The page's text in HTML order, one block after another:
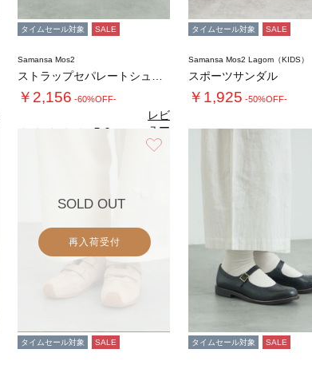
タイムセール対象 SALE
Samansa Mos2
￥2,156 -60%OFF-
5.0 （3）
レビ
ュー
を見
る
タイムセール対象 SALE
Samansa Mos2 Lagom（KIDS）
スポーツサンダル
￥1,925 -50%OFF-
SOLD OUT
再入荷受付
タイムセール対象 SALE タイムセール対象 SALE